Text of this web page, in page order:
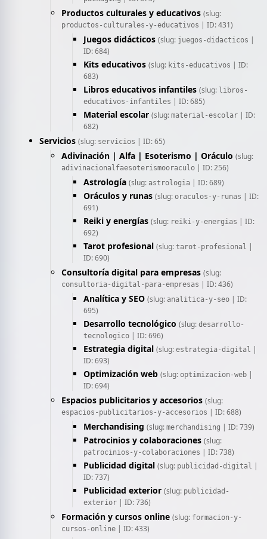
Productos culturales y educativos (slug:
productos-culturales-y-educativos | ID: 431)
Juegos didácticos (slug: juegos-didacticos |
ID: 684)
Kits educativos (slug: kits-educativos | ID:
683)
Libros educativos infantiles (slug: libros-
educativos-infantiles | ID: 685)
Material escolar (slug: material-escolar | ID:
682)
Servicios (slug: servicios | ID: 65)
Adivinación | Alfa | Esoterismo | Oráculo (slug:
adivinacionalfaesoterismooraculo | ID: 256)
Astrología (slug: astrologia | ID: 689)
Oráculos y runas (slug: oraculos-y-runas | ID:
691)
Reiki y energías (slug: reiki-y-energias | ID:
692)
Tarot profesional (slug: tarot-profesional |
ID: 690)
Consultoría digital para empresas (slug:
consultoria-digital-para-empresas | ID: 436)
Analítica y SEO (slug: analitica-y-seo | ID:
695)
Desarrollo tecnológico (slug: desarrollo-
tecnologico | ID: 696)
Estrategia digital (slug: estrategia-digital |
ID: 693)
Optimización web (slug: optimizacion-web |
ID: 694)
Espacios publicitarios y accesorios (slug:
espacios-publicitarios-y-accesorios | ID: 688)
Merchandising (slug: merchandising | ID: 739)
Patrocinios y colaboraciones (slug:
patrocinios-y-colaboraciones | ID: 738)
Publicidad digital (slug: publicidad-digital |
ID: 737)
Publicidad exterior (slug: publicidad-
exterior | ID: 736)
Formación y cursos online (slug: formacion-y-
cursos-online | ID: 433)